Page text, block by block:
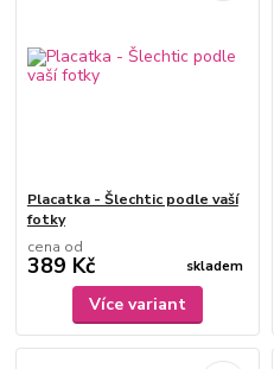
Placatka - Šlechtic podle vaší
fotky
cena od
389 Kč skladem
Více variant